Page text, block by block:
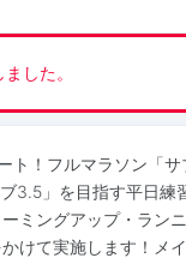
した。
ト！フルマラソン「
3.5」を目指す平日練
ミングアップ・ラン
けて実施します！メ